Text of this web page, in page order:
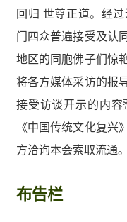
回归 世尊正道。经
门四众普遍接受及认
地区的同胞佛子们惊
将各方媒体采访的报
接受访谈开示的内容
《中国传统文化复兴
方洽询本会索取流通。
布告栏